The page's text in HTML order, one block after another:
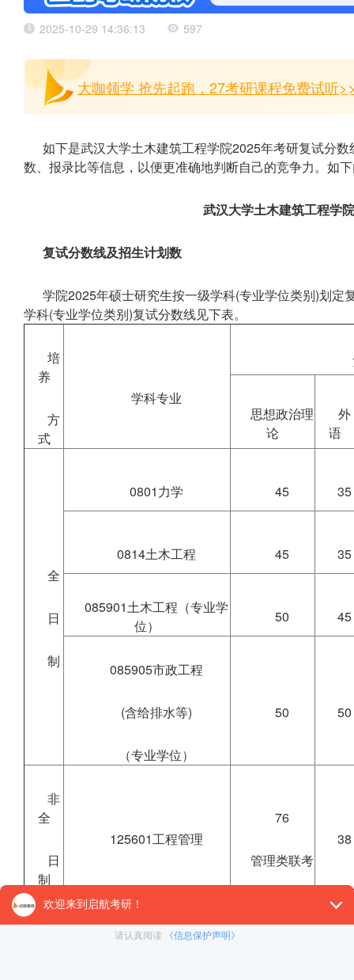
2025-10-29 14:36:13 597
大咖领学 抢先起跑，27考研课程免费试听
如下是武汉大学土木建筑工程学院2025年考研复试分
数、报录比等信息，以便更准确地判断自己的竞争力。如
武汉大学土木建筑工程学
复试分数线及招生计划数
学院2025年硕士研究生按一级学科(专业学位类别)划
学科(专业学位类别)复试分数线见下表。
培
养
方
式
学科专业
思想政治理
论
外
语
全
日
制
0801力学 45 35
0814土木工程 45 35
085901土木工程（专业学
位）
50 45
085905市政工程
(含给排水等)
（专业学位）
50 50
非
全
日
制
125601工程管理
76
管理类联考
38
“单独考试”、“强军计划”、“少数民族高层次骨干人才计
一划定复试基本分数线，复试名单见学校公告，按我院复